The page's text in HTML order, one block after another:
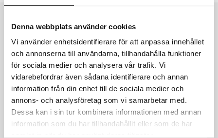
Denna webbplats använder cookies
Vi använder enhetsidentifierare för att anpassa innehållet
och annonserna till användarna, tillhandahålla funktioner
för sociala medier och analysera vår trafik. Vi
vidarebefordrar även sådana identifierare och annan
information från din enhet till de sociala medier och
annons- och analysföretag som vi samarbetar med.
Dessa kan i sin tur kombinera informationen med annan
information som du har tillhandahållit eller som de har
IMG_7346
Avdanielvittikko /17 augusti, 2023